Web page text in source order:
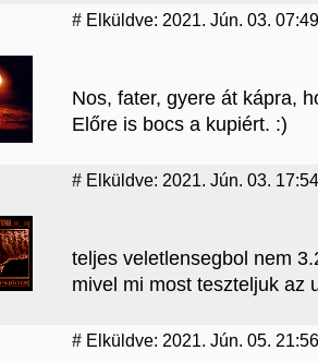
# Elküldve: 2021. Jún. 03. 07:49
Nos, fater, gyere át kápra,
Előre is bocs a kupiért. :)
# Elküldve: 2021. Jún. 03. 17:54
teljes veletlensegbol nem
mivel mi most teszteljuk az
# Elküldve: 2021. Jún. 05. 21:56